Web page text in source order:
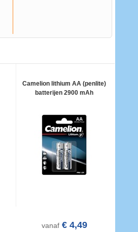
Camelion lithium AA (penlite)
batterijen 2900 mAh
vanaf € 4,49